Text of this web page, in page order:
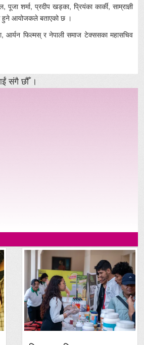
शर्मा, प्रदीप खड्का, प्रियंका कार्की, साम्राज्ञी
हुने आयोजकले बताएको छ ।
आर्यन फिल्मस् र नेपाली समाज टेक्ससका महासचिव
संगै छौँ ।